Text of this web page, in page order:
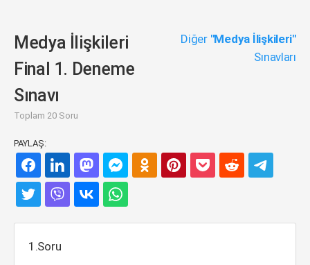
Medya İlişkileri
Final 1. Deneme
Sınavı
Toplam 20 Soru
Diğer "Medya İlişkileri"
Sınavları
PAYLAŞ:
1.Soru